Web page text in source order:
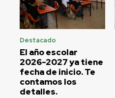
Destacado
El año escolar
2026-2027 ya tiene
fecha de inicio. Te
contamos los
detalles.